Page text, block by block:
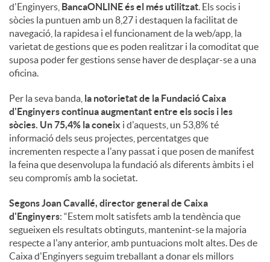
d'Enginyers, BancaONLINE és el més utilitzat. Els socis i
sòcies la puntuen amb un 8,27 i destaquen la facilitat de
navegació, la rapidesa i el funcionament de la web/app, la
varietat de gestions que es poden realitzar i la comoditat que
suposa poder fer gestions sense haver de desplaçar-se a una
oficina.
Per la seva banda, la notorietat de la Fundació Caixa
d'Enginyers continua augmentant entre els socis i les
sòcies. Un 75,4% la coneix i d'aquests, un 53,8% té
informació dels seus projectes, percentatges que
incrementen respecte a l'any passat i que posen de manifest
la feina que desenvolupa la fundació als diferents àmbits i el
seu compromís amb la societat.
Segons Joan Cavallé, director general de Caixa
d'Enginyers: “Estem molt satisfets amb la tendència que
segueixen els resultats obtinguts, mantenint-se la majoria
respecte a l'any anterior, amb puntuacions molt altes. Des de
Caixa d'Enginyers seguim treballant a donar els millors